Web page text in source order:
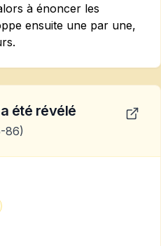
à énoncer les
ensuite une par une,
été révélé
86)